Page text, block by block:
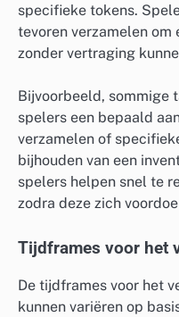
specifieke tokens.
tevoren verzamelen om
zonder vertraging
Bijvoorbeeld, sommige
spelers een bepaald
verzamelen of
bijhouden van een
spelers helpen snel te
zodra deze zich
Tijdframes voor het
De tijdframes voor het
kunnen variëren op